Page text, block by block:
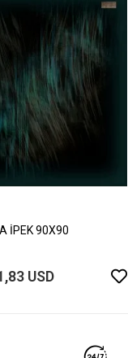
İPEK 90X90
USD